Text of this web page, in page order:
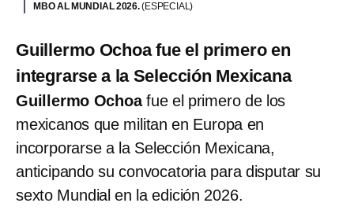
MBO AL MUNDIAL 2026.(ESPECIAL)
Guillermo Ochoa fue el primero en
integrarse a la Selección Mexicana
Guillermo Ochoafue el primero de los
mexicanos que militan en Europa en
incorporarse a la Selección Mexicana,
anticipando su convocatoria para disputar su
sexto Mundial en la edición 2026.